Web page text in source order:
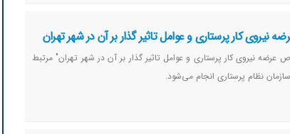
کار پرستاری و عوامل تاثیر گذار بر آن در شهر تهران
نیروی کار پرستاری و عوامل تاثیر گذار بر آن در شهر تهران" مرتبط
نظام پرستاری انجام می‌شود.